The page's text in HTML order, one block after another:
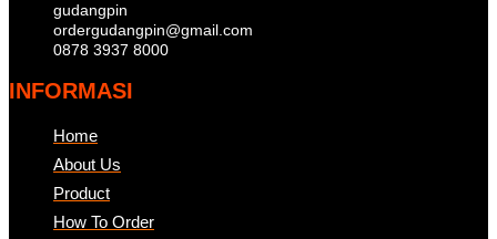
gudangpin
ordergudangpin@gmail.com
0878 3937 8000
INFORMASI
Home
About Us
Product
How To Order